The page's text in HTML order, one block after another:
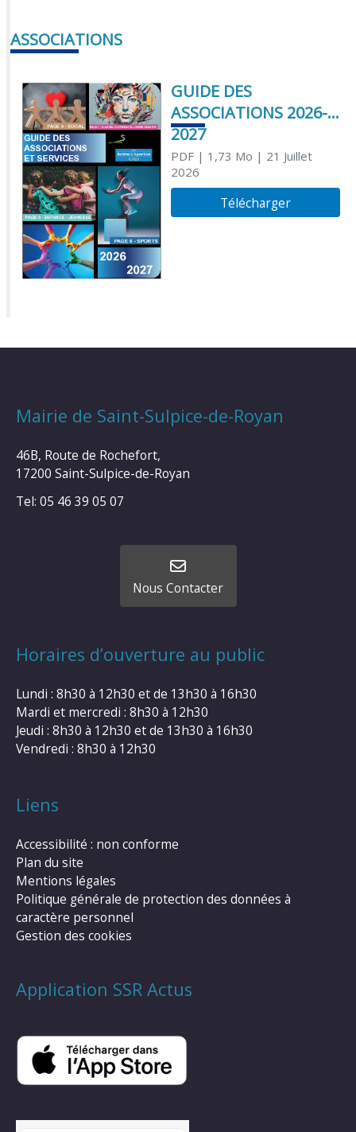
ASSOCIATIONS
GUIDE DES
ASSOCIATIONS 2026-
2027
PDF| 1,73 Mo | 21 Juillet
2026
Télécharger
Mairie de Saint-Sulpice-de-Royan
46B, Route de Rochefort,
17200 Saint-Sulpice-de-Royan
Tel: 05 46 39 05 07
Nous Contacter
Horaires d’ouverture au public
Lundi : 8h30 à 12h30 et de 13h30 à 16h30
Mardi et mercredi : 8h30 à 12h30
Jeudi : 8h30 à 12h30 et de 13h30 à 16h30
Vendredi : 8h30 à 12h30
Liens
Accessibilité : non conforme
Plan du site
Mentions légales
Politique générale de protection des données à
caractère personnel
Gestion des cookies
Application SSR Actus